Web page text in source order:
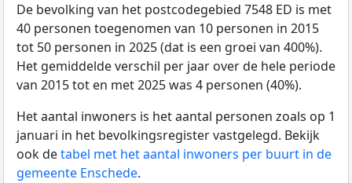
De bevolking van het postcodegebied 7548 ED is met
40 personen toegenomen van 10 personen in 2015
tot 50 personen in 2025 (dat is een groei van 400%).
Het gemiddelde verschil per jaar over de hele periode
van 2015 tot en met 2025 was 4 personen (40%).
Het aantal inwoners is het aantal personen zoals op 1
januari in het bevolkingsregister vastgelegd. Bekijk
ook detabel met het aantal inwoners per buurt in de
gemeente Enschede.